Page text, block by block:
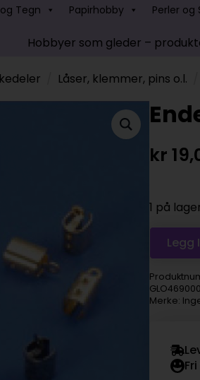
Tegn Papirhobby Perler og
Hobbyer som gleder –
Låser, klemmer, pins o.l.
kr
1 på
Legg
Merke: